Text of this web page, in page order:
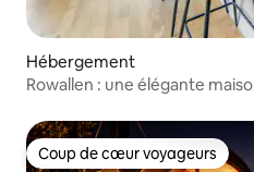
Hébergement
Rowallen : une élégante
Coup de cœur voyageurs
Coup de cœur voyageurs